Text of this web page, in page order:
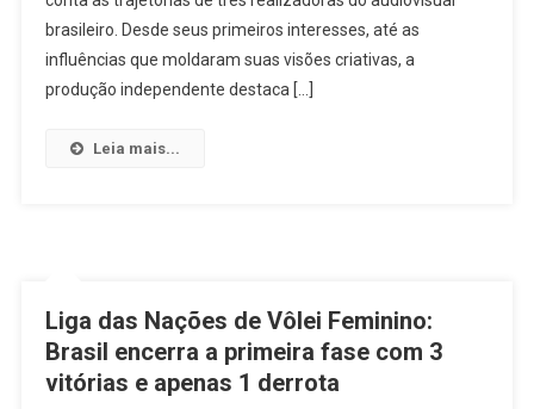
No
Audiovisual
Brasileiro
brasileiro. Desde seus primeiros interesses, até as
influências que moldaram suas visões criativas, a
produção independente destaca […]
Leia mais...
Liga das Nações de Vôlei Feminino:
Brasil encerra a primeira fase com 3
vitórias e apenas 1 derrota